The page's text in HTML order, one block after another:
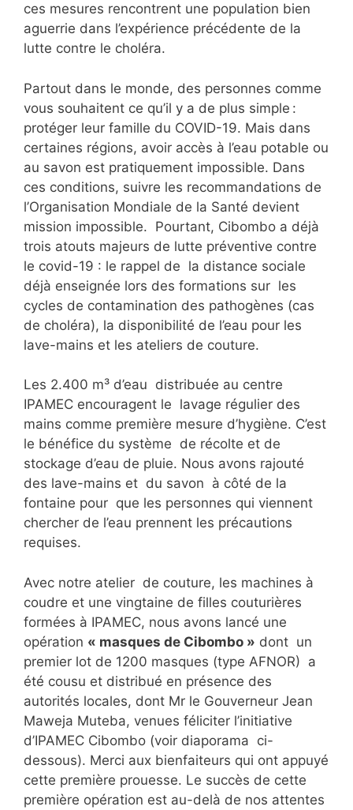
ces mesures rencontrent une population bien
aguerrie dans l’expérience précédente de la
lutte contre le choléra.
Partout dans le monde, des personnes comme
vous souhaitent ce qu’il y a de plus simple :
protéger leur famille du COVID-19. Mais dans
certaines régions, avoir accès à l’eau potable ou
au savon est pratiquement impossible. Dans
ces conditions, suivre les recommandations de
l’Organisation Mondiale de la Santé devient
mission impossible. Pourtant, Cibombo a déjà
trois atouts majeurs de lutte préventive contre
le covid-19 : le rappel de la distance sociale
déjà enseignée lors des formations sur les
cycles de contamination des pathogènes (cas
de choléra), la disponibilité de l’eau pour les
lave-mains et les ateliers de couture.
Les 2.400 m³ d’eau distribuée au centre
IPAMEC encouragent le lavage régulier des
mains comme première mesure d’hygiène. C’est
le bénéfice du système de récolte et de
stockage d’eau de pluie. Nous avons rajouté
des lave-mains et du savon à côté de la
fontaine pour que les personnes qui viennent
chercher de l’eau prennent les précautions
requises.
Avec notre atelier de couture, les machines à
coudre et une vingtaine de filles couturières
formées à IPAMEC, nous avons lancé une
opération « masques de Cibombo » dont un
premier lot de 1200 masques (type AFNOR) a
été cousu et distribué en présence des
autorités locales, dont Mr le Gouverneur Jean
Maweja Muteba, venues féliciter l’initiative
d’IPAMEC Cibombo (voir diaporama ci-
dessous). Merci aux bienfaiteurs qui ont appuyé
cette première prouesse. Le succès de cette
première opération est au-delà de nos attentes